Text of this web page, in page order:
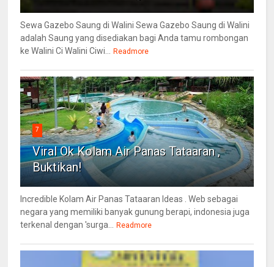
Sewa Gazebo Saung di Walini Sewa Gazebo Saung di Walini
adalah Saung yang disediakan bagi Anda tamu rombongan
ke Walini Ci Walini Ciwi...
Readmore
7
Viral Ok Kolam Air Panas Tataaran ,
Buktikan!
Incredible Kolam Air Panas Tataaran Ideas . Web sebagai
negara yang memiliki banyak gunung berapi, indonesia juga
terkenal dengan 'surga...
Readmore